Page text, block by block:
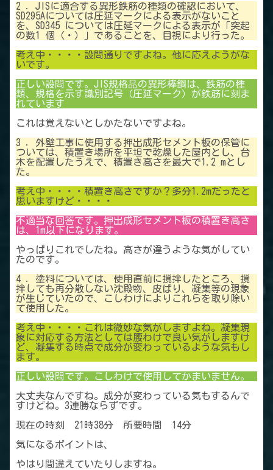
2 ．JISに適合する異形鉄筋の種類の確認において、
SD295Aについては圧延マークによる表示がないこと
を、SD345 については圧延マークによる表示が「突起
の数1 個（・）」であることを、目視により行った。
考え中・・・・設問通りですよね。他に応えようがな
いです。
正しい設問です。JIS規格品の異形棒鋼は、鉄筋の種
類、規格を示す識別記号（圧延マーク）が鉄筋に刻ま
れています
これは覚えないとしかたないですよね。
3 ．外壁工事に使用する押出成形セメント板の保管に
ついては、積置き場所を平坦で乾燥した屋内とし、台
木を配置したうえで、積置き高さを最大で1.2 mとし
た。
考え中・・・・積置き高さですか？多分1.2mだったと
思いますけど・・・・
不適当な回答です。押出成形セメント板の積置き高さ
は、1m以下になります。
やっぱりこれでしたね。高さが違うような気がしてい
たのです。
4 ．塗料については、使用直前に撹拌したところ、撹
拌しても再分散しない沈殿物、皮ばり、凝集等の現象
が生じていたので、こしわけによりこれらを取り除い
て使用した。
考え中・・・・これは微妙な気がしますよね。凝集現
象に対応する方法としては腰わけで良い気がしますけ
ど、凝集する時点で成分が変わっているような気もし
ます。
正しい設問です。こしわけで使用してかまいません。
大丈夫なんですね。成分が変わっている気もするんで
すけどね。3連勝ならずです。
現在の時刻 21時38分 所要時間 14分
気になるポイントは、
やはり間違えていたりしますね。